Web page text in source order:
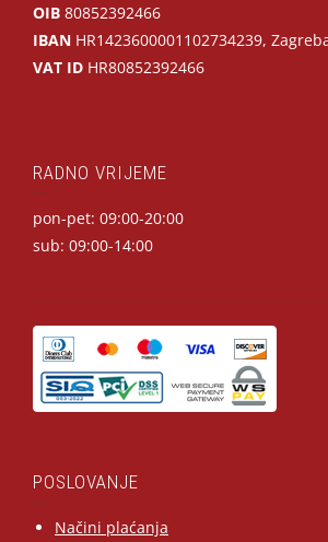
OIB 80852392466
IBAN HR1423600001102734239,
VAT ID HR80852392466
RADNO VRIJEME
pon-pet: 09:00-20:00
sub: 09:00-14:00
POSLOVANJE
Načini plaćanja